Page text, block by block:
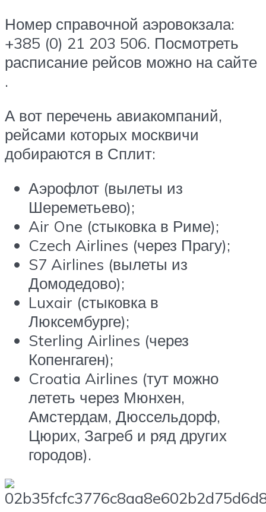
Номер справочной аэровокзала:
+385 (0) 21 203 506. Посмотреть
расписание рейсов можно на сайте
.
А вот перечень авиакомпаний,
рейсами которых москвичи
добираются в Сплит:
Аэрофлот (вылеты из
Шереметьево);
Air One (стыковка в Риме);
Czech Airlines (через Прагу);
S7 Airlines (вылеты из
Домодедово);
Luxair (стыковка в
Люксембурге);
Sterling Airlines (через
Копенгаген);
Croatia Airlines (тут можно
лететь через Мюнхен,
Амстердам, Дюссельдорф,
Цюрих, Загреб и ряд других
городов).